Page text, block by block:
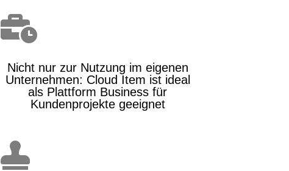

Nicht nur zur Nutzung im eigenen
Unternehmen: Cloud Item ist ideal
als Plattform Business für
Kundenprojekte geeignet
